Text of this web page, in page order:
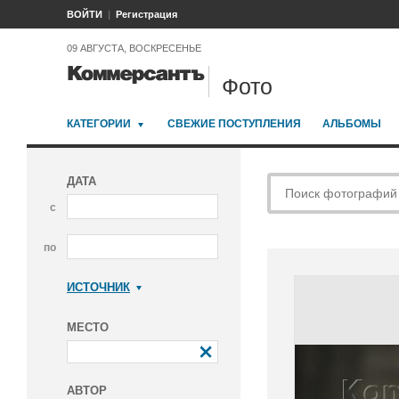
ВОЙТИ Регистрация
09 АВГУСТА, ВОСКРЕСЕНЬЕ
Фото
КАТЕГОРИИ СВЕЖИЕ ПОСТУПЛЕНИЯ АЛЬБОМЫ
ДАТА
с
по
ИСТОЧНИК
МЕСТО
АВТОР